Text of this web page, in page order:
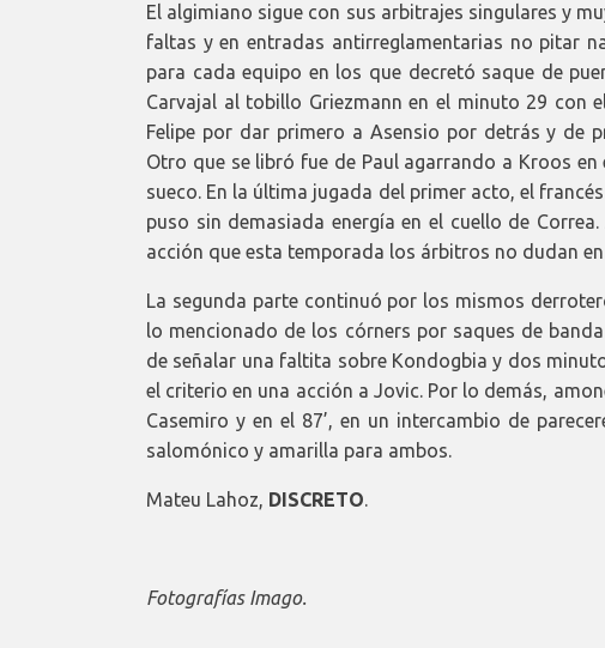
El algimiano sigue con sus arbitrajes singulares y
faltas y en entradas antirreglamentarias no pitar
para cada equipo en los que decretó saque de
Carvajal al tobillo Griezmann en el minuto 29 con
Felipe por dar primero a Asensio por detrás y de
Otro que se libró fue de Paul agarrando a Kroos
sueco. En la última jugada del primer acto, el
puso sin demasiada energía en el cuello de
acción que esta temporada los árbitros no dudan
La segunda parte continuó por los mismos
lo mencionado de los córners por saques de
de señalar una faltita sobre Kondogbia y dos
el criterio en una acción a Jovic. Por lo demás,
Casemiro y en el 87’, en un intercambio de
salomónico y amarilla para ambos.
Mateu Lahoz, DISCRETO.
Fotografías Imago.